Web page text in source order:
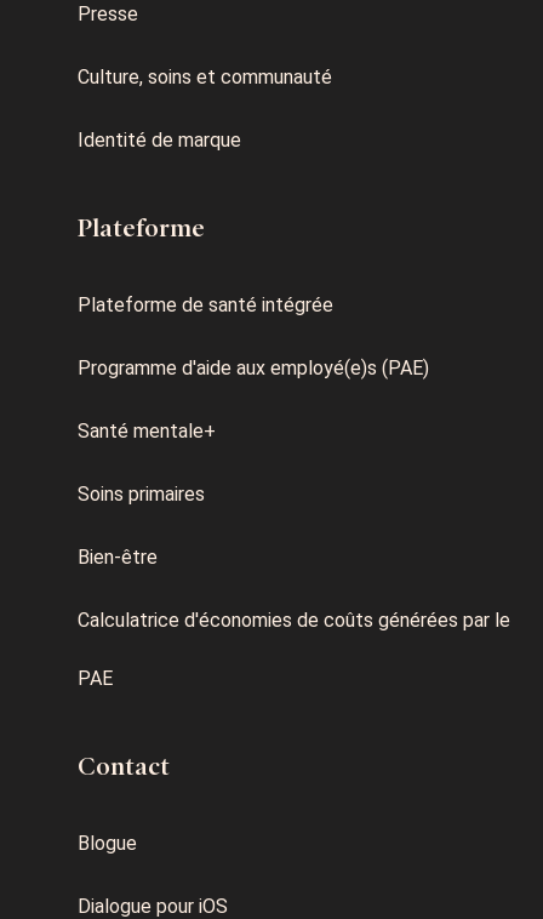
Presse
Culture, soins et communauté
Identité de marque
Plateforme
Plateforme de santé intégrée
Programme d'aide aux employé(e)s (PAE)
Santé mentale+
Soins primaires
Bien-être
Calculatrice d'économies de coûts générées par le
PAE
Contact
Blogue
Dialogue pour iOS